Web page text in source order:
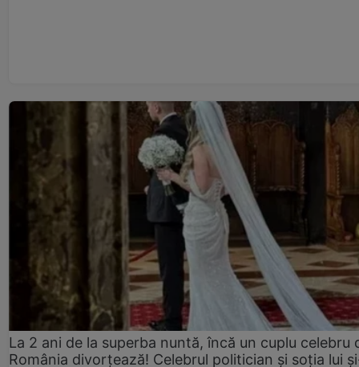
La 2 ani de la superba nuntă, încă un cuplu celebru
România divorțează! Celebrul politician și soția lui